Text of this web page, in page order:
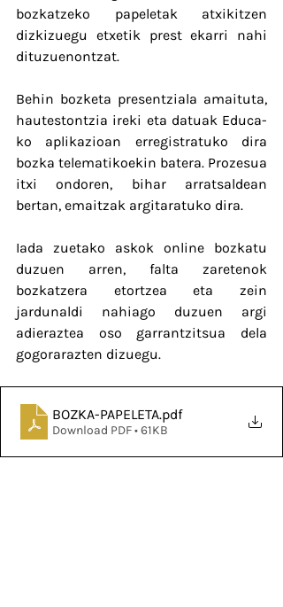
bozkatzeko papeletak atxikitzen
dizkizuegu etxetik prest ekarri nahi
dituzuenontzat.
Behin bozketa presentziala amaituta,
hautestontzia ireki eta datuak Educa-
ko aplikazioan erregistratuko dira
bozka telematikoekin batera. Prozesua
itxi ondoren, bihar arratsaldean
bertan, emaitzak argitaratuko dira.
Iada zuetako askok online bozkatu
duzuen arren, falta zaretenok
bozkatzera etortzea eta zein
jardunaldi nahiago duzuen argi
adieraztea oso garrantzitsua dela
gogorarazten dizuegu.
BOZKA-PAPELETA.pdf
Download PDF • 61KB